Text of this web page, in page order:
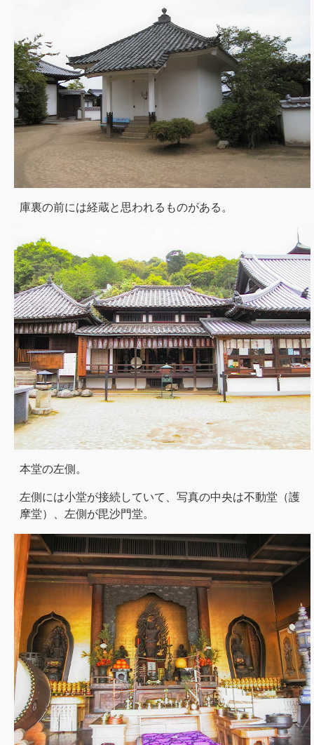
庫裏の前には経蔵と思われるものがある。
本堂の左側。
左側には小堂が接続していて、写真の中央は不動堂（護
摩堂）、左側が毘沙門堂。